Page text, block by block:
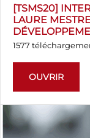
[TSMS20]
LAURE
1577
OUVRIR